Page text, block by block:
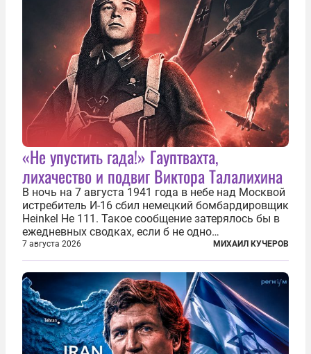
«Не упустить гада!» Гауптвахта,
лихачество и подвиг Виктора Талалихина
В ночь на 7 августа 1941 года в небе над Москвой
истребитель И-16 сбил немецкий бомбардировщик
Heinkel He 111. Такое сообщение затерялось бы в
ежедневных сводках, если б не одно
обстоятельство. Это был один из первых в
истории отечественной авиации ночных таранов.
У пилота — младшего лейтенанта...
7 августа 2026 МИХАИЛ КУЧЕРОВ